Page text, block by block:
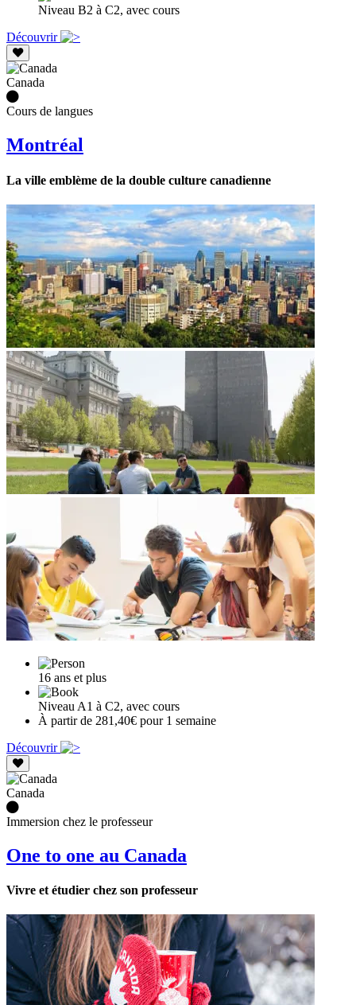
Niveau B2 à C2, avec cours
Découvrir
Canada
Cours de langues
Montréal
La ville emblème de la double culture canadienne
16 ans et plus
Niveau A1 à C2, avec cours
À partir de 281,40€ pour 1 semaine
Découvrir
Canada
Immersion chez le professeur
One to one au Canada
Vivre et étudier chez son professeur